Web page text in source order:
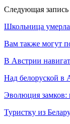
Следующая запись
Школьница умерла
Вам также могут
В Австрии
Над белоруской в
Эволюция замков:
Туристку из